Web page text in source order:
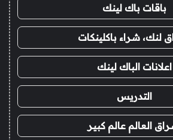
باقات باك لينك
لنك، شراء باكلينكات
اعلانات الباك لينك
التدريس
العالم عالم كبير